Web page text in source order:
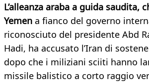
L’alleanza araba a guida saudita,
Yemen a fianco del governo
riconosciuto del presidente Abd
Hadi, ha accusato l’Iran di
dopo che i miliziani sciiti hanno
missile balistico a corto raggio